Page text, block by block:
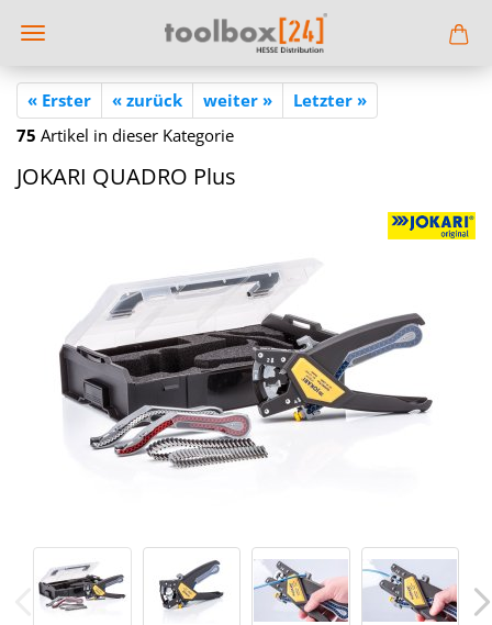
« Erster « zurück weiter »
Letzter »
75 Artikel in dieser Kategorie
JO­KA­RI QUA­DRO Plus